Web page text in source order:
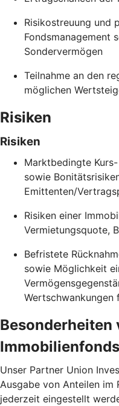
Risikostreuung und
Fondsmanagement
Sondervermögen
Teilnahme an den
möglichen
Risiken
Risiken
Marktbedingte
sowie
Emittenten/
Risiken einer
Vermietungsquote,
Befristete
sowie Möglichkeit
Wertschwankungen
Besonderheiten
Immobilienfonds
Unser Partner Union
Ausgabe von Anteilen im
jederzeit eingestellt